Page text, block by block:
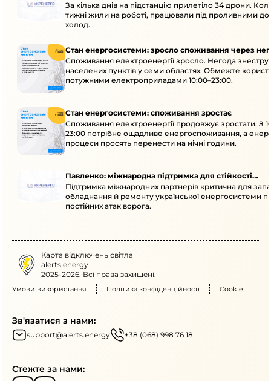
За кілька днів на підстанцію прилетіло 34 дрони.
тижні жили на роботі, працювали під проливними
холод.
Стан енергосистеми: зросло споживання через
Споживання електроенергії зросло. Негода
населених пунктів у семи областях. Обмежте
потужними електроприладами 10:00–23:00.
Стан енергосистеми: споживання зростає
Споживання електроенергії продовжує зростати. З
23:00 потрібне ощадливе енергоспоживання, а
процеси просять перенести на нічні години.
Павленко: міжнародна підтримка для стійкості
енергосистеми
Підтримка міжнародних партнерів критична для
обладнання й ремонту української енергосистеми
постійних атак ворога.
Карта відключень світла
alerts.energy
2025-2026. Всі права захищені.
Умови використання Політика конфіденційності Cookie
Зв'язатися з нами:
support@alerts.energy +38 (068) 998 76 18
Стежте за нами: